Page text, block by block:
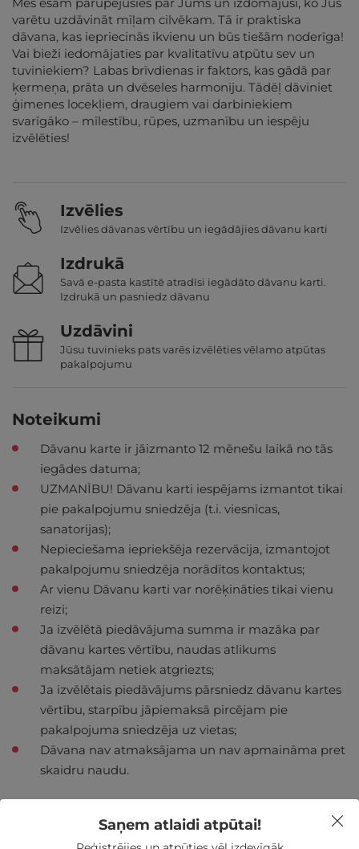
Mēs esam parūpējušies par Jums un izdomājuši, ko Jūs
varētu uzdāvināt mīļam cilvēkam. Tā ir praktiska
dāvana, kas iepriecinās ikvienu un būs tiešām noderīga!
Vai bieži iedomājaties par kvalitatīvu atpūtu sev un
tuviniekiem? Labas brīvdienas ir faktors, kas gādā par
ķermeņa, prāta un dvēseles harmoniju. Tādēļ dāviniet
ģimenes locekļiem, draugiem vai darbiniekiem
svarīgāko – mīlestību, rūpes, uzmanību un iespēju
izvēlēties!
Izvēlies
Izvēlies dāvanas vērtību un iegādājies dāvanu karti
Izdrukā
Savā e-pasta kastītē atradīsi iegādāto dāvanu karti.
Izdrukā un pasniedz dāvanu
Uzdāvini
Jūsu tuvinieks pats varēs izvēlēties vēlamo atpūtas
pakalpojumu
Noteikumi
Dāvanu karte ir jāizmanto 12 mēnešu laikā no tās
iegādes datuma;
UZMANĪBU! Dāvanu karti iespējams izmantot tikai
pie pakalpojumu sniedzēja (t.i. viesnīcas,
sanatorijas);
Nepieciešama iepriekšēja rezervācija, izmantojot
pakalpojumu sniedzēja norādītos kontaktus;
Ar vienu Dāvanu karti var norēķināties tikai vienu
reizi;
Ja izvēlētā piedāvājuma summa ir mazāka par
dāvanu kartes vērtību, naudas atlikums
maksātājam netiek atgriezts;
Ja izvēlētais piedāvājums pārsniedz dāvanu kartes
vērtību, starpību jāpiemaksā pircējam pie
pakalpojuma sniedzēja uz vietas;
Dāvana nav atmaksājama un nav apmaināma pret
skaidru naudu.
Saņem atlaidi atpūtai!